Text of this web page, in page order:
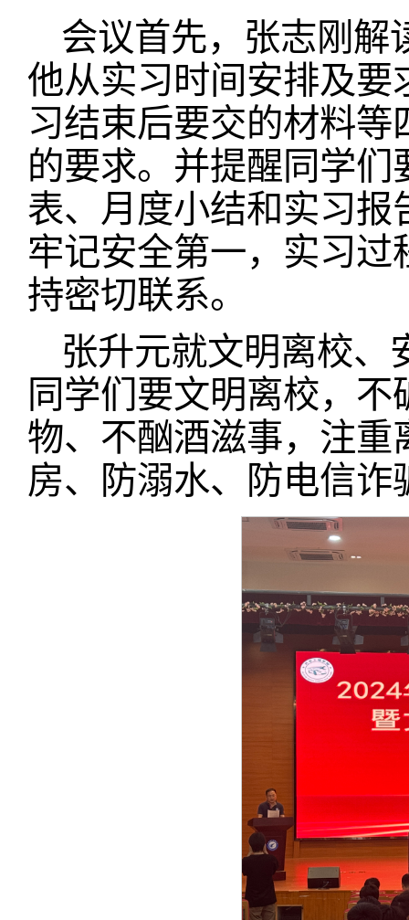
会议首先，张志刚解
他从实习时间安排及
习结束后要交的材料
的要求。并提醒同学
表、月度小结和实习
牢记安全第一，实习
持密切联系。
张升元就文明离校、
同学们要文明离校，
物、不酗酒滋事，注
房、防溺水、防电信